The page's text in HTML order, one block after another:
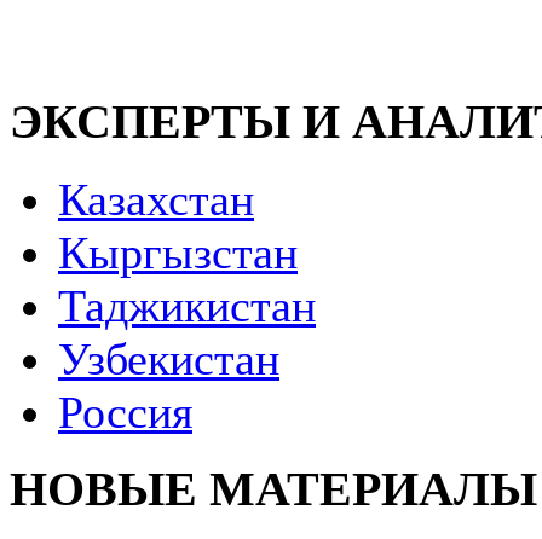
ЭКСПЕРТЫ И
Казахстан
Кыргызстан
Таджикистан
Узбекистан
Россия
НОВЫЕ МАТЕРИАЛЫ